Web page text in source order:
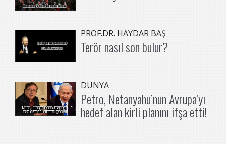
PROF.DR. HAYDAR BAŞ
Terör nasıl son bulur?
DÜNYA
Petro, Netanyahu’nun Avrupa’yı
hedef alan kirli planını ifşa etti!